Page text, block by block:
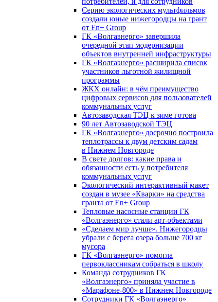
Серию экологических мультфильмов
создали юные нижегородцы на грант
от En+ Group
ГК «Волгаэнерго» завершила
очередной этап модернизации
объектов внутренней инфраструктуры
ГК «Волгаэнерго» расширила список
участников льготной жилищной
программы
ЖКХ онлайн: в чём преимущество
цифровых сервисов для пользователей
коммунальных услуг
Автозаводская ТЭЦ к зиме готова
90 лет Автозаводской ТЭЦ
ГК «Волгаэнерго» досрочно построила
теплотрассы к двум детским садам
в Нижнем Новгороде
В свете долгов: какие права и
обязанности есть у потребителя
коммунальных услуг
Экологический интерактивный макет
создан в музее «Кварки» на средства
гранта от En+ Group
Тепловые насосные станции ГК
«Волгаэнерго» стали арт-объектами
«Сделаем мир лучше». Нижегородцы
убрали с берега озера больше 700 кг
мусора
ГК «Волгаэнерго» помогла
первоклассникам собраться в школу
Команда сотрудников ГК
«Волгаэнерго» приняла участие в
«Марафоне-800» в Нижнем Новгороде
Сотрудники ГК «Волгаэнерго»